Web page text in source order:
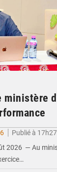
ministère
Publié à 17h27
2026 — Au